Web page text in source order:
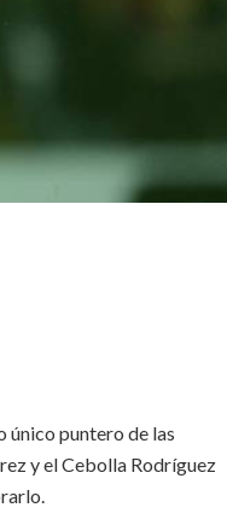
único puntero de las
y el Cebolla Rodríguez